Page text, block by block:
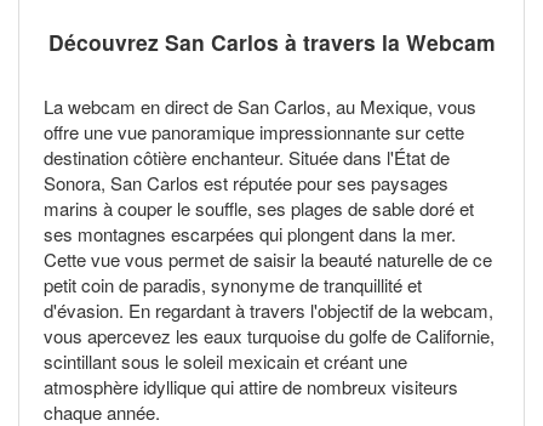
Découvrez San Carlos à travers la Webcam
La webcam en direct de San Carlos, au Mexique, vous
offre une vue panoramique impressionnante sur cette
destination côtière enchanteur. Située dans l'État de
Sonora, San Carlos est réputée pour ses paysages
marins à couper le souffle, ses plages de sable doré et
ses montagnes escarpées qui plongent dans la mer.
Cette vue vous permet de saisir la beauté naturelle de ce
petit coin de paradis, synonyme de tranquillité et
d'évasion. En regardant à travers l'objectif de la webcam,
vous apercevez les eaux turquoise du golfe de Californie,
scintillant sous le soleil mexicain et créant une
atmosphère idyllique qui attire de nombreux visiteurs
chaque année.